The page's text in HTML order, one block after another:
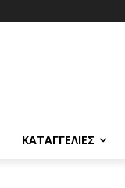
ΚΑΤΑΓΓΕΛΙΕΣ